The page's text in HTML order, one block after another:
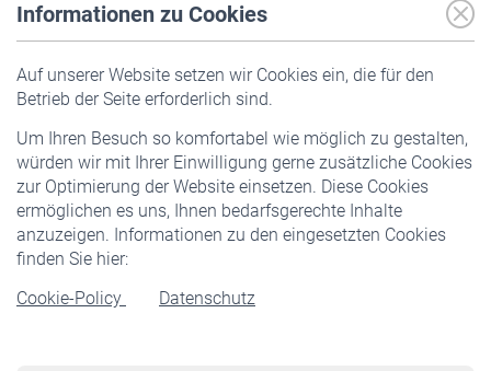
Informationen zu Cookies
Auf unserer Website setzen wir Cookies ein, die für den
Betrieb der Seite erforderlich sind.
Um Ihren Besuch so komfortabel wie möglich zu gestalten,
würden wir mit Ihrer Einwilligung gerne zusätzliche Cookies
zur Optimierung der Website einsetzen. Diese Cookies
ermöglichen es uns, Ihnen bedarfsgerechte Inhalte
anzuzeigen. Informationen zu den eingesetzten Cookies
finden Sie hier:
Cookie-Policy
Datenschutz
Pflichtversicherung
Staatliche Förderung
Veranstaltungen
Rentner
Rentenbeginn
Rente beantragen